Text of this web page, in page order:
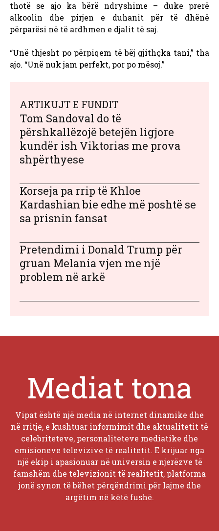
thotë se ajo ka bërë ndryshime – duke prerë
alkoolin dhe pirjen e duhanit për të dhënë
përparësi në të ardhmen e djalit të saj.
“Unë thjesht po përpiqem të bëj gjithçka tani,” tha
ajo. “Unë nuk jam perfekt, por po mësoj.”
ARTIKUJT E FUNDIT
Tom Sandoval do të
përshkallëzojë betejën ligjore
kundër ish Viktorias me prova
shpërthyese
Korseja pa rrip të Khloe
Kardashian bie edhe më poshtë se
sa prisnin fansat
Pretendimi i Donald Trump për
gruan Melania vjen me një
problem në arkë
Mediat tona
Vipat është një media në internet dinamike dhe
në rritje, e kushtuar informimit dhe aktualitetit të
celebriteteve, personaliteteve mediatike dhe
emisioneve televizive të realitetit. E krijuar nga
një ekip i apasionuar në universin e njerëzve të
famshëm dhe televizionit të realitetit, platforma
jonë synon të bëhet përqëndrimi për lajme dhe
argëtim në këtë fushë.